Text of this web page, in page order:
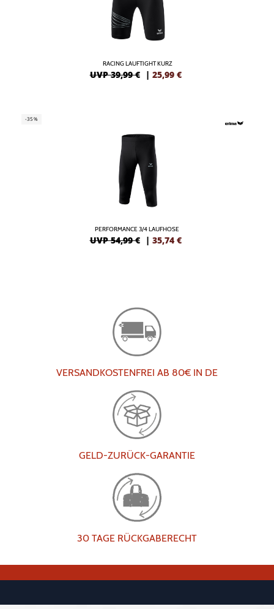
RACING LAUFTIGHT KURZ
UVP 39,99 € | 25,99 €
-35%
PERFORMANCE 3/4 LAUFHOSE
UVP 54,99 € | 35,74 €
VERSANDKOSTENFREI AB 80€ IN DE
GELD-ZURÜCK-GARANTIE
30 TAGE RÜCKGABERECHT